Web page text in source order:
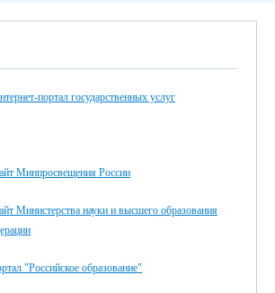
портал государственных услуг
Минпросвещения России
Министерства науки и высшего образования
"Российское образование"